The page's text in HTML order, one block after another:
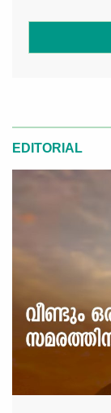
EDITORIAL